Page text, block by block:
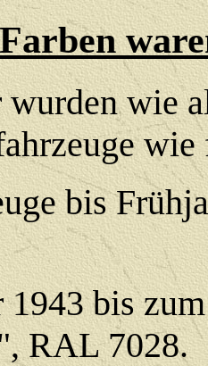
wie
bis
bis
RAL 7028.